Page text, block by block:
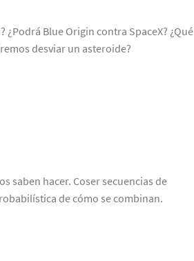
¿Podrá Blue Origin contra SpaceX? ¿Qué
desviar un asteroide?
saben hacer. Coser secuencias de
de cómo se combinan.